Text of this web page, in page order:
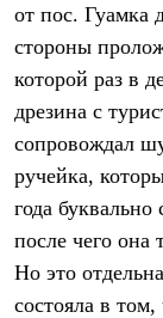
Софтшелл
Куртки
Брюки
Флисовая одежда
Куртки
Брюки
Жилеты
Термобелье
Теплое
Лёгкая одежда
Футболки
от пос. Гуамка
стороны
которой раз в
дрезина с
сопровождал
ручейка,
года
после чего она
Но это
состояла в